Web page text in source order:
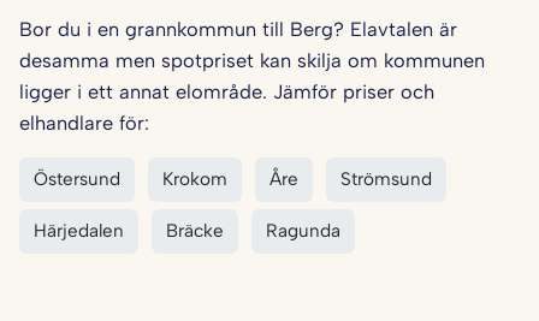
Bor du i en grannkommun till Berg? Elavtalen är
desamma men spotpriset kan skilja om kommunen
ligger i ett annat elområde. Jämför priser och
elhandlare för:
Östersund Krokom Åre Strömsund
Härjedalen Bräcke Ragunda